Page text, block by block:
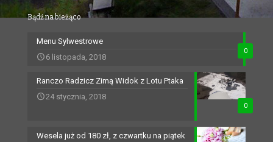
Bądź na bieżąco
0
Menu Sylwestrowe
6 listopada, 2018
0
Ranczo Radzicz Zimą Widok z Lotu Ptaka
24 stycznia, 2018
Wesela już od 180 zł, z czwartku na piątek